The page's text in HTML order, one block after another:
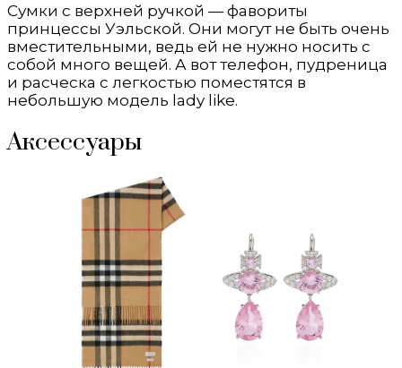
Сумки с верхней ручкой — фавориты
принцессы Уэльской. Они могут не быть очень
вместительными, ведь ей не нужно носить с
собой много вещей. А вот телефон, пудреница
и расческа с легкостью поместятся в
небольшую модель lady like.
Аксессуары